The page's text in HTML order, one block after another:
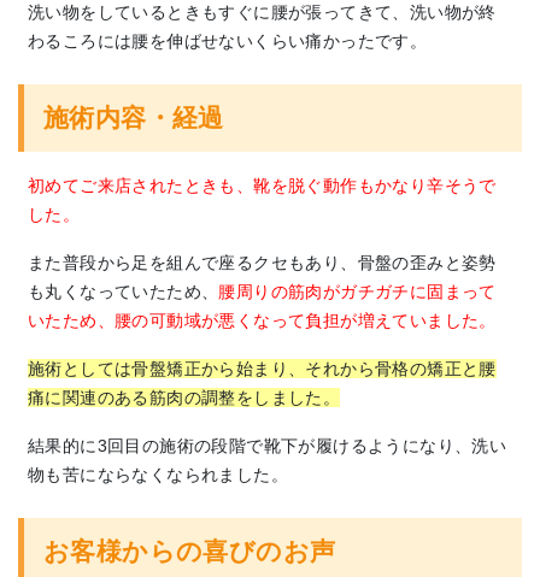
洗い物をしているときもすぐに腰が張ってきて、洗い物が終
わるころには腰を伸ばせないくらい痛かったです。
施術内容・経過
初めてご来店されたときも、靴を脱ぐ動作もかなり辛そうで
した。
また普段から足を組んで座るクセもあり、骨盤の歪みと姿勢
も丸くなっていたため、 腰周りの筋肉がガチガチに固まって
いたため、腰の可動域が悪くなって負担が増えていました。
施術としては骨盤矯正から始まり、それから骨格の矯正と腰
痛に関連のある筋肉の調整をしました。
結果的に3回目の施術の段階で靴下が履けるようになり、洗い
物も苦にならなくなられました。
お客様からの喜びのお声